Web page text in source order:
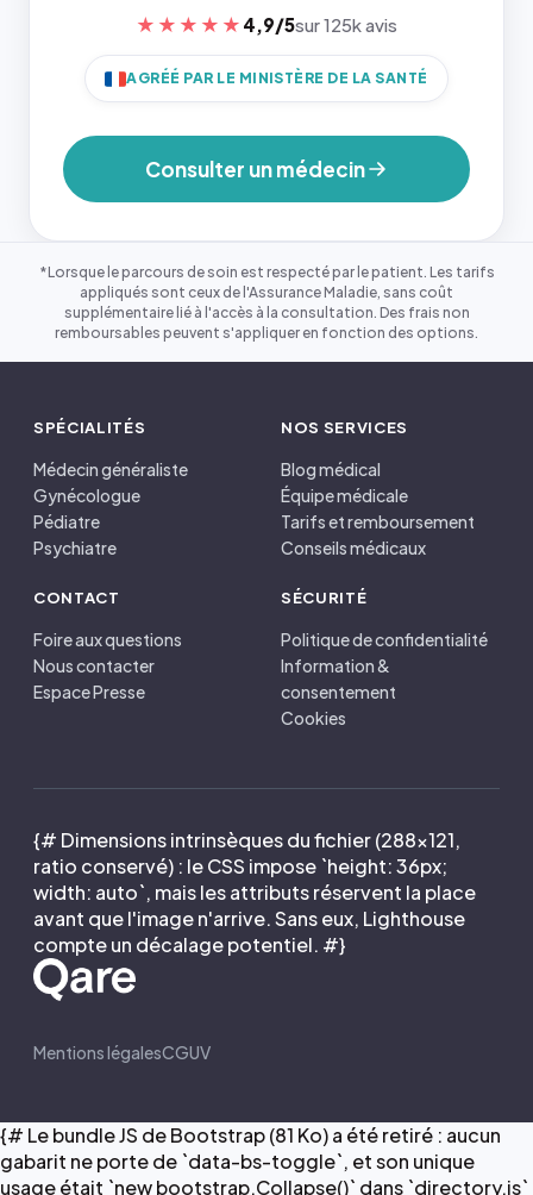
★★★★★ 4,9/5sur 125k avis
AGRÉÉ PAR LE MINISTÈRE DE LA SANTÉ
Consulter un médecin
*Lorsque le parcours de soin est respecté par le patient. Les tarifs
appliqués sont ceux de l'Assurance Maladie, sans coût
supplémentaire lié à l'accès à la consultation. Des frais non
remboursables peuvent s'appliquer en fonction des options.
SPÉCIALITÉS
Médecin généraliste
Gynécologue
Pédiatre
Psychiatre
NOS SERVICES
Blog médical
Équipe médicale
Tarifs et remboursement
Conseils médicaux
CONTACT
Foire aux questions
Nous contacter
Espace Presse
SÉCURITÉ
Politique de confidentialité
Information &
consentement
Cookies
{# Dimensions intrinsèques du fichier (288×121,
ratio conservé) : le CSS impose `height: 36px;
width: auto`, mais les attributs réservent la place
avant que l'image n'arrive. Sans eux, Lighthouse
compte un décalage potentiel. #}
Mentions légalesCGUV
{# Le bundle JS de Bootstrap (81 Ko) a été retiré : aucun
gabarit ne porte de `data-bs-toggle`, et son unique
usage était `new bootstrap.Collapse()` dans `directory.js`